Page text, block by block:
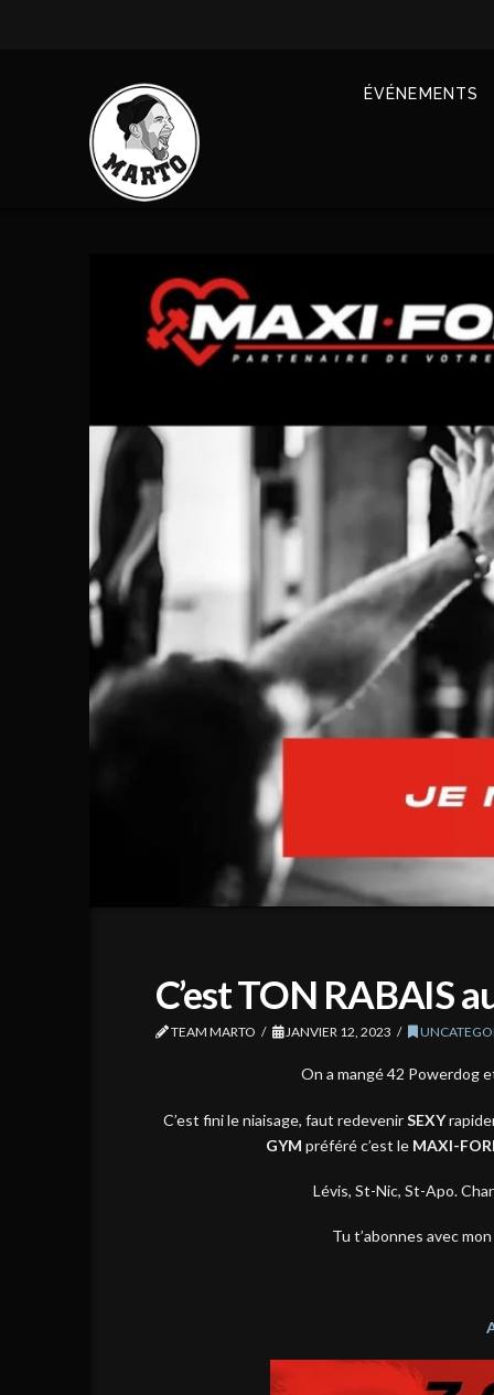
ÉVÉNEMENTS
C’est TON RABAIS
TEAM MARTO JANVIER 12, 2023
On a mangé 42 Powerdog
C’est fini le niaisage, faut redevenirSEXY
GYM préféré c’est le MAXI-
Lévis, St-Nic, St-Apo.
Tu t’abonnes avec